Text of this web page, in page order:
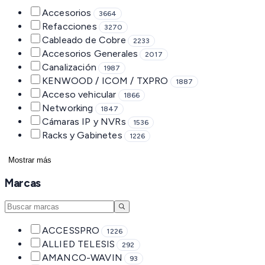
Accesorios 3664
Refacciones 3270
Cableado de Cobre 2233
Accesorios Generales 2017
Canalización 1987
KENWOOD / ICOM / TXPRO 1887
Acceso vehicular 1866
Networking 1847
Cámaras IP y NVRs 1536
Racks y Gabinetes 1226
Mostrar más
Marcas
ACCESSPRO 1226
ALLIED TELESIS 292
AMANCO-WAVIN 93